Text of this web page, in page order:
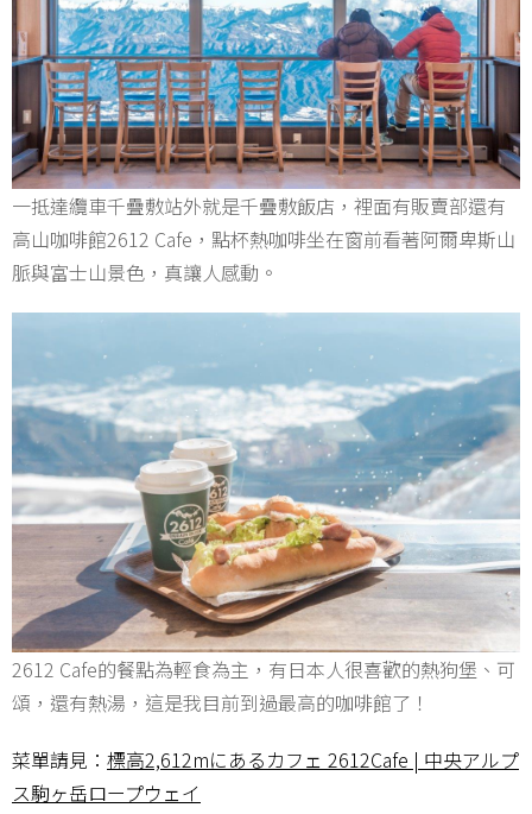
一抵達纜車千疊敷站外就是千疊敷飯店，裡面有販賣部還有
高山咖啡館2612 Cafe，點杯熱咖啡坐在窗前看著阿爾卑斯山
脈與富士山景色，真讓人感動。
2612 Cafe的餐點為輕食為主，有日本人很喜歡的熱狗堡、可
頌，還有熱湯，這是我目前到過最高的咖啡館了！
菜單請見： 標高2,612mにあるカフェ 2612Cafe | 中央アルプ
ス駒ヶ岳ロープウェイ